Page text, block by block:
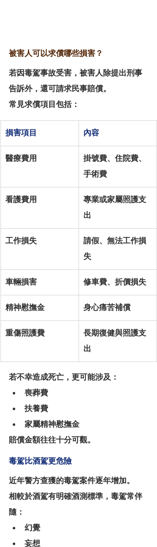
被害人可以求償哪些損害？
若因毒駕事故受害，被害人除提出刑事
告訴外，還可請求民事賠償。
常見求償項目包括：
損害項目 內容
醫療費用
掛號費、住院費、
手術費
看護費用
專業或家屬照護支
出
工作損失
請假、無法工作損
失
車輛損害 修車費、折價損失
精神慰撫金 身心痛苦補償
重傷照護費
長期復健與照護支
出
若不幸造成死亡，更可能涉及：
喪葬費
扶養費
家屬精神慰撫金
賠償金額往往十分可觀。
毒駕比酒駕更危險
近年警方查獲的毒駕案件逐年增加。
相較於酒駕有明確酒測標準，毒駕常伴
隨：
幻覺
妄想